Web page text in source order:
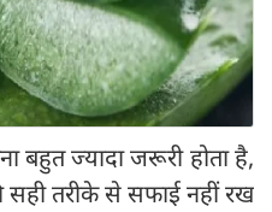
बहुत ज्यादा जरूरी होता है,
तरीके से सफाई नहीं रख